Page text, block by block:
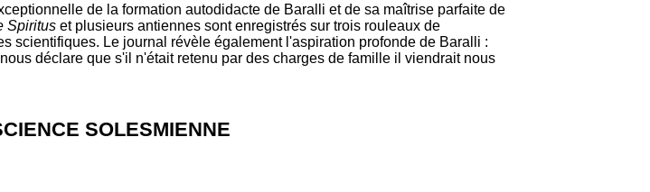
de la formation autodidacte de Baralli et de sa maîtrise parfaite de
Spiritus et plusieurs antiennes sont enregistrés sur trois rouleaux de
scientifiques. Le journal révèle également l'aspiration profonde de Baralli :
déclare que s'il n'était retenu par des charges de famille il viendrait nous
SOLESMIENNE